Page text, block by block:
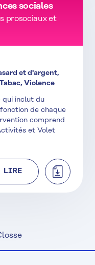
sociales
prosociaux et
et d'argent,
Violence
qui inclut du
de chaque
comprend
et Volet
LIRE